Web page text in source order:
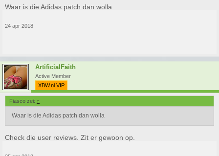
Waar is die Adidas patch dan wolla
24 apr 2018
ArtificialFaith
Active Member
XBW.nl VIP
Fiasco zei: ↑
Waar is die Adidas patch dan wolla
Check die user reviews. Zit er gewoon op.